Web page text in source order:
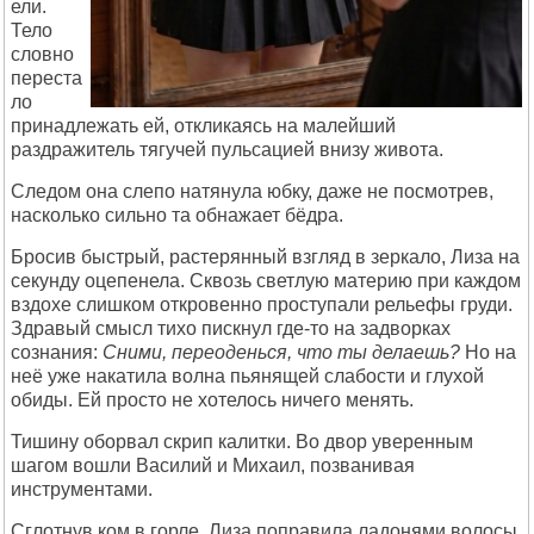
ели.
Тело
словно
переста
ло
принадлежать ей, откликаясь на малейший
раздражитель тягучей пульсацией внизу живота.
Следом она слепо натянула юбку, даже не посмотрев,
насколько сильно та обнажает бёдра.
Бросив быстрый, растерянный взгляд в зеркало, Лиза на
секунду оцепенела. Сквозь светлую материю при каждом
вздохе слишком откровенно проступали рельефы груди.
Здравый смысл тихо пискнул где-то на задворках
сознания: Сними, переоденься, что ты делаешь? Но на
неё уже накатила волна пьянящей слабости и глухой
обиды. Ей просто не хотелось ничего менять.
Тишину оборвал скрип калитки. Во двор уверенным
шагом вошли Василий и Михаил, позванивая
инструментами.